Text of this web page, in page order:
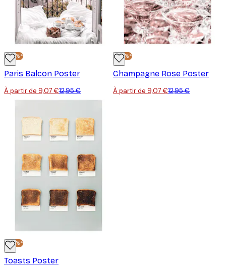
-30%*
Paris Balcon Poster
À partir de 9,07 €12,95 €
-30%*
Champagne Rose Poster
À partir de 9,07 €12,95 €
-30%*
Toasts Poster